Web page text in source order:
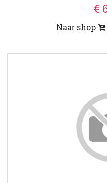
€
Naar shop